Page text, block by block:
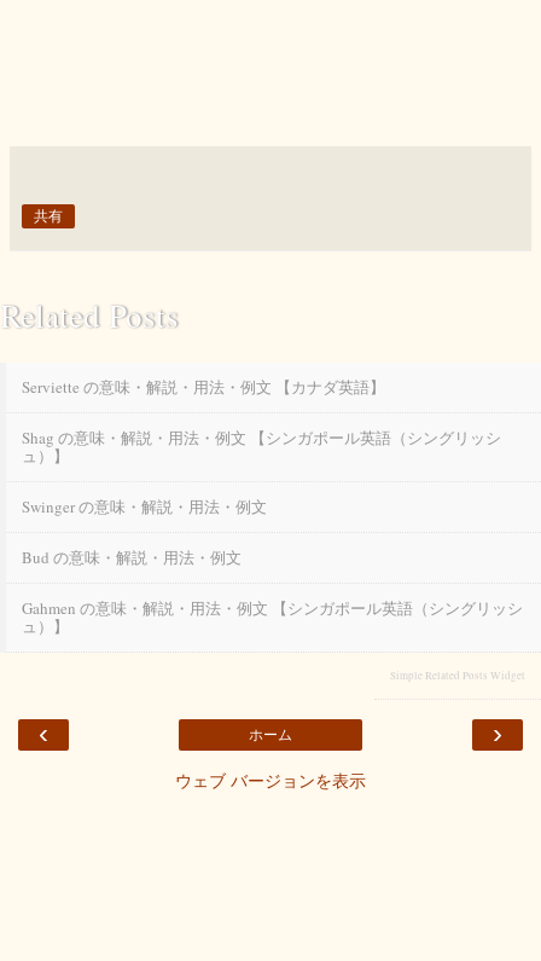
共有
Related Posts
Serviette の意味・解説・用法・例文 【カナダ英語】
Shag の意味・解説・用法・例文 【シンガポール英語（シングリッシ
ュ）】
Swinger の意味・解説・用法・例文
Bud の意味・解説・用法・例文
Gahmen の意味・解説・用法・例文 【シンガポール英語（シングリッシ
ュ）】
Simple Related Posts Widget
‹ ›
ホーム
ウェブ バージョンを表示